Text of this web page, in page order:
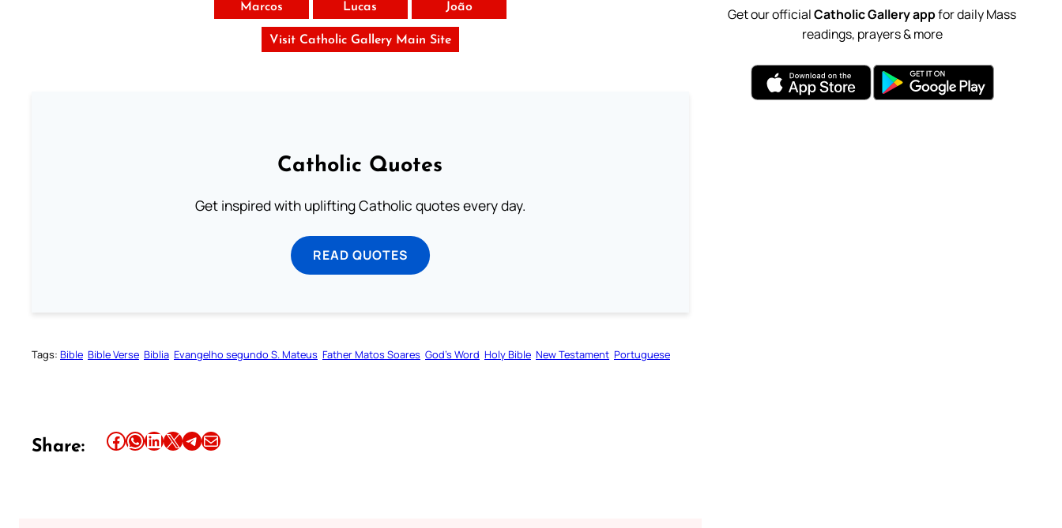
Marcos Lucas João
Visit Catholic Gallery Main Site
Catholic Quotes
Get inspired with uplifting Catholic quotes every day.
READ QUOTES
Tags: Bible Bible Verse Biblia Evangelho segundo S. Mateus Father Matos Soares God’s Word Holy Bible New Testament Portuguese
Share: Share this article on Facebook Share this article on WhatsApp Share this article on LinkedIn Share this article on X Share this article on TelegramEmail this Article
Get our officialCatholic Gallery appfor daily Mass
readings, prayers & more